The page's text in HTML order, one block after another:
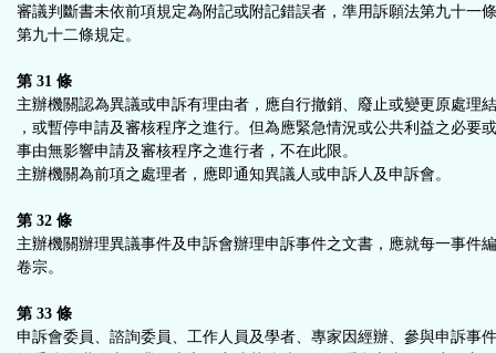
審議判斷書未依前項規定為附記或附記錯誤者，準用訴願法第九十一
第九十二條規定。
第 31 條
主辦機關認為異議或申訴有理由者，應自行撤銷、廢止或變更原處理
，或暫停申請及審核程序之進行。但為應緊急情況或公共利益之必要
事由無影響申請及審核程序之進行者，不在此限。
主辦機關為前項之處理者，應即通知異議人或申訴人及申訴會。
第 32 條
主辦機關辦理異議事件及申訴會辦理申訴事件之文書，應就每一事件
卷宗。
第 33 條
申訴會委員、諮詢委員、工作人員及學者、專家因經辦、參與申訴事